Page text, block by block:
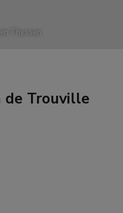
Thyssen
de Trouville